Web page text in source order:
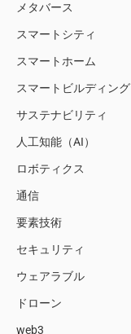
メタバース
スマートシティ
スマートホーム
スマートビルディング
サステナビリティ
人工知能（AI）
ロボティクス
通信
要素技術
セキュリティ
ウェアラブル
ドローン
web3